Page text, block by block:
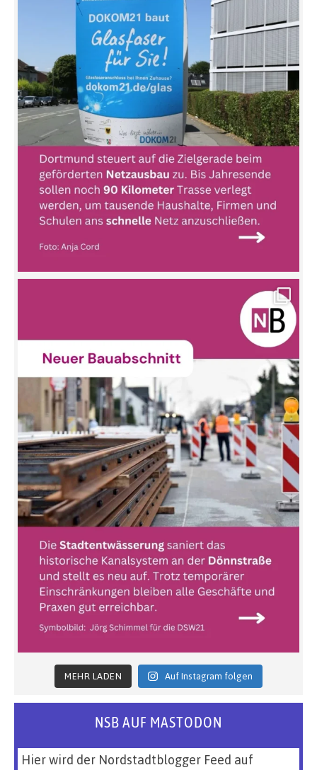
MEHR LADEN Auf Instagram folgen
NSB AUF MASTODON
Hier wird der Nordstadtblogger Feed auf